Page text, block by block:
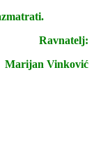
Ravnatelj:
Marijan Vinković